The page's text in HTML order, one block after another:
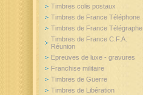
Timbres colis postaux
Timbres de France Téléphone
Timbres de France Télégraphe
Timbres de France C.F.A.
Réunion
Epreuves de luxe - gravures
Franchise militaire
Timbres de Guerre
Timbres de Libération